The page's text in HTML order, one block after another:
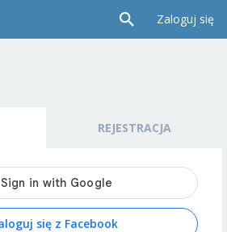
Zaloguj się
REJESTRACJA
się z Facebook